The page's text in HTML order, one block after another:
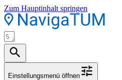
Zum Hauptinhalt springen
Einstellungsmenü öffnen